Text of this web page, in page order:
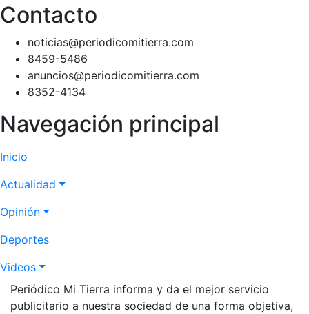
Contacto
noticias@periodicomitierra.com
8459-5486
anuncios@periodicomitierra.com
8352-4134
Navegación principal
Inicio
Actualidad
Opinión
Deportes
Videos
Periódico Mi Tierra informa y da el mejor servicio
publicitario a nuestra sociedad de una forma objetiva,